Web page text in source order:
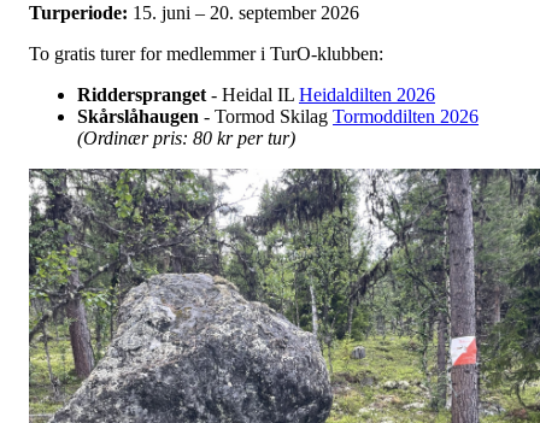
Turperiode: 15. juni – 20. september 2026
To gratis turer for medlemmer i TurO-klubben:
Ridderspranget - Heidal IL Heidaldilten 2026
Skårslåhaugen - Tormod Skilag Tormoddilten 2026
(Ordinær pris: 80 kr per tur)